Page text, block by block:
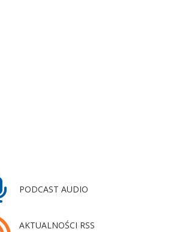
PODCAST AUDIO
AKTUALNOŚCI RSS